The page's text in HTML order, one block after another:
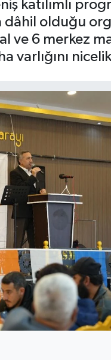
katılımlı
dâhil olduğu
ve 6 merkez
varlığını